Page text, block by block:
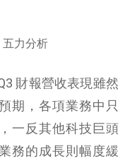
力分析
財報營收表現雖然
期，各項業務中只
一反其他科技巨頭
務的成長則幅度緩